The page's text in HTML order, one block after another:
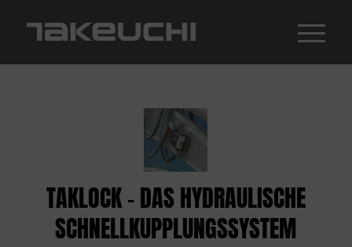
TAKLOCK – DAS HYDRAULISCHE
SCHNELLKUPPLUNGSSYSTEM